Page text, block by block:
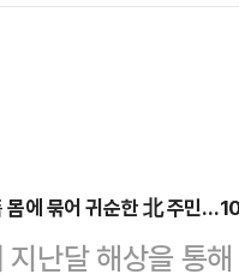
에 묶어 귀순한 北 주민
지난달 해상을 통